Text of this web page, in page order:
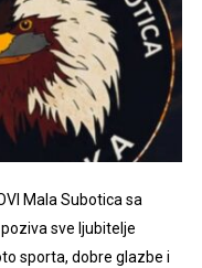
Mala Subotica sa
sve ljubitelje
sporta, dobre glazbe i